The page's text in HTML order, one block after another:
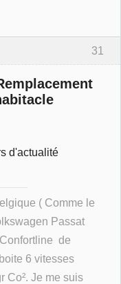
31
d'actualité
( Comme le
Passat
de
6 vitesses
Co². Je me suis